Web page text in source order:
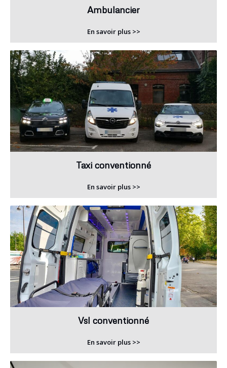
Ambulancier
En savoir plus >>
Taxi conventionné
En savoir plus >>
Vsl conventionné
En savoir plus >>